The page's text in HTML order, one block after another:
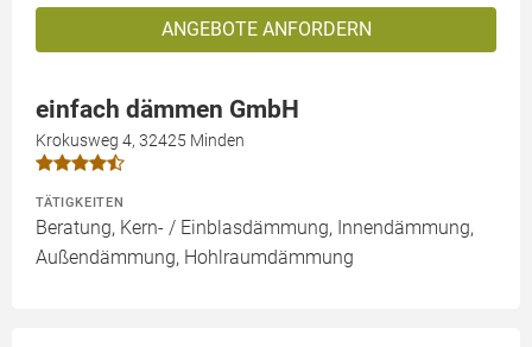
ANGEBOTE ANFORDERN
einfach dämmen GmbH
Krokusweg 4, 32425 Minden
TÄTIGKEITEN
Beratung, Kern- / Einblasdämmung, Innendämmung,
Außendämmung, Hohlraumdämmung